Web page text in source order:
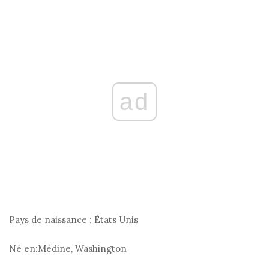
ad
Pays de naissance : États Unis
Né en:Médine, Washington